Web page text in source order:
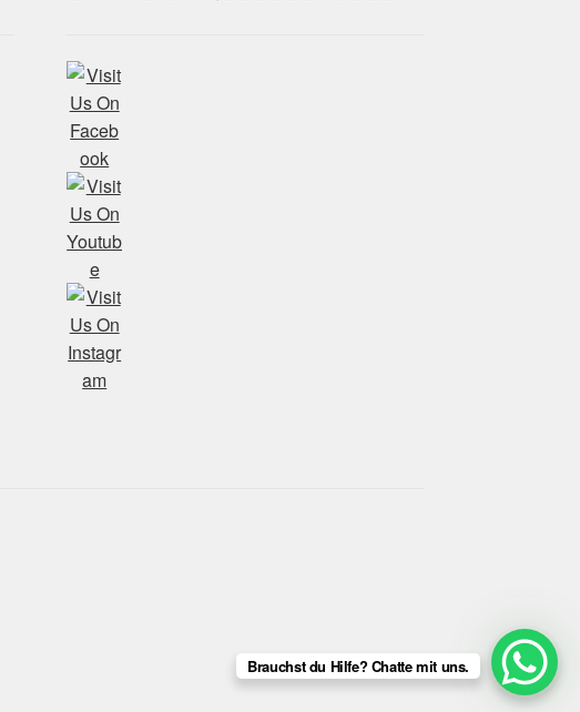
Brauchst du Hilfe? Chatte mit uns.